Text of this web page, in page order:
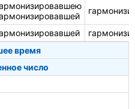
время
число